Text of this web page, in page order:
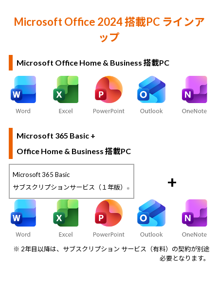
Microsoft Office 2024 搭載PC ラインア
ップ
Microsoft Office Home & Business 搭載PC
Microsoft 365 Basic +
Office Home & Business 搭載PC
Microsoft 365 Basic
サブスクリプションサービス（１年版）
※ +
※ 2年目以降は、サブスクリプション サービス（有料）の契約が別途
必要となります。